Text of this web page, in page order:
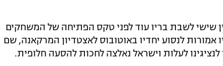
שישי לשבת בריו עוד לפני טקס הפתיחה של המשחקים
אמורות לנסוע יחדיו באוטובוס לאצטדיון המרקאנה, שם
לעלות וישראל נאלצה לחכות להסעה חלופית.